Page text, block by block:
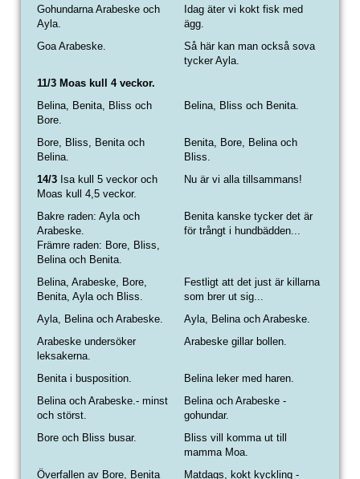
Gohundarna Arabeske och
Ayla.
Idag äter vi kokt fisk med
ägg.
Goa Arabeske.
Så här kan man också sova
tycker Ayla.
11/3 Moas kull 4 veckor.
Belina, Benita, Bliss och
Bore.
Belina, Bliss och Benita.
Bore, Bliss, Benita och
Belina.
Benita, Bore, Belina och
Bliss.
14/3Isa kull 5 veckor och
Moas kull 4,5 veckor.
Nu är vi alla tillsammans!
Bakre raden: Ayla och
Arabeske.
Främre raden: Bore, Bliss,
Belina och Benita.
Benita kanske tycker det är
för trångt i hundbädden...
Belina, Arabeske, Bore,
Benita, Ayla och Bliss.
Festligt att det just är killarna
som brer ut sig...
Ayla, Belina och Arabeske.
Ayla, Belina och Arabeske.
Arabeske undersöker
leksakerna.
Arabeske gillar bollen.
Benita i busposition.
Belina leker med haren.
Belina och Arabeske.- minst
och störst.
Belina och Arabeske -
gohundar.
Bore och Bliss busar.
Bliss vill komma ut till
mamma Moa.
Överfallen av Bore, Benita
Matdags, kokt kyckling -